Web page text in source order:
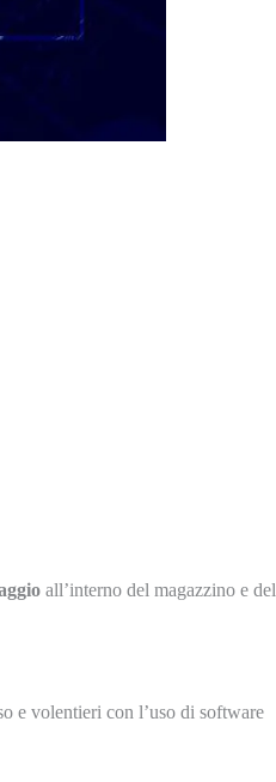
all’interno del magazzino e del
e volentieri con l’uso di software